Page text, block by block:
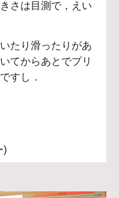
さは目測で，えい
たり滑ったりがあ
てからあとでプリ
すし．
)